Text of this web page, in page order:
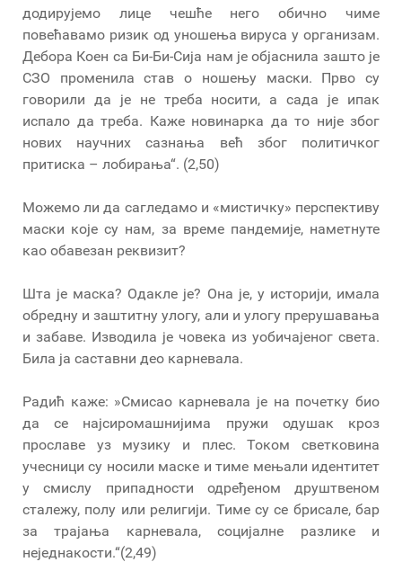
додирујемо лице чешће него обично чиме
повећавамо ризик од уношења вируса у организам.
Дебора Коен са Би-Би-Сија нам је објаснила зашто је
СЗО променила став о ношењу маски. Прво су
говорили да је не треба носити, а сада је ипак
испало да треба. Каже новинарка да то није због
нових научних сазнања већ због политичког
притиска – лобирања“. (2,50)
Можемо ли да сагледамо и «мистичку» перспективу
маски које су нам, за време пандемије, наметнуте
као обавезан реквизит?
Шта је маска? Одакле је? Она је, у историји, имала
обредну и заштитну улогу, али и улогу прерушавања
и забаве. Изводила је човека из уобичајеног света.
Била ја саставни део карневала.
Радић каже: »Смисао карневала је на почетку био
да се најсиромашнијима пружи одушак кроз
прославе уз музику и плес. Током светковина
учесници су носили маске и тиме мењали идентитет
у смислу припадности одређеном друштвеном
сталежу, полу или религији. Тиме су се брисале, бар
за трајања карневала, социјалне разлике и
неједнакости.“(2,49)